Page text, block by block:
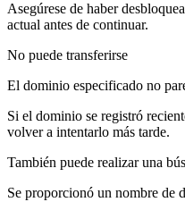
Asegúrese de haber
actual antes de continuar.
No puede transferirse
El dominio especificado no
Si el dominio se registró
volver a intentarlo más tarde.
También puede realizar una
Se proporcionó un nombre de